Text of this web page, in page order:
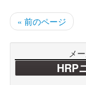
« 前のページ
メ
HRP